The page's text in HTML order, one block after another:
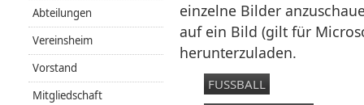
einzelne Bilder
auf ein Bild (gilt für
herunterzuladen.
FUSSBALL
Abteilungen
Vereinsheim
Vorstand
Mitgliedschaft